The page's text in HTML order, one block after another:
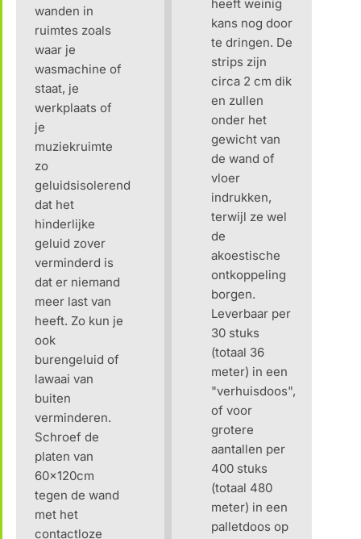
wanden in
ruimtes zoals
waar je
wasmachine of
staat, je
werkplaats of
je
muziekruimte
zo
geluidsisolerend
dat het
hinderlijke
geluid zover
verminderd is
dat er niemand
meer last van
heeft. Zo kun je
ook
burengeluid of
lawaai van
buiten
verminderen.
Schroef de
platen van
60x120cm
tegen de wand
met het
contactloze
heeft weinig
kans nog door
te dringen. De
strips zijn
circa 2 cm dik
en zullen
onder het
gewicht van
de wand of
vloer
indrukken,
terwijl ze wel
de
akoestische
ontkoppeling
borgen.
Leverbaar per
30 stuks
(totaal 36
meter) in een
"verhuisdoos",
of voor
grotere
aantallen per
400 stuks
(totaal 480
meter) in een
palletdoos op